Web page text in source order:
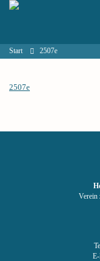
Start 2507e
2507e
Verein